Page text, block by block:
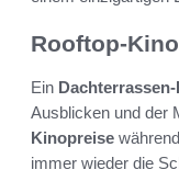
Rooftop-
Ein
Ausblicken und der
Kinopreise
immer wieder die